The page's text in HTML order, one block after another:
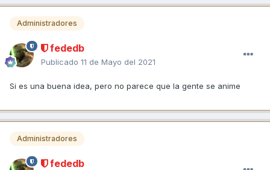
Administradores
fededb
Publicado 11 de Mayo del 2021
Si es una buena idea, pero no parece que la gente se anime
Administradores
fededb